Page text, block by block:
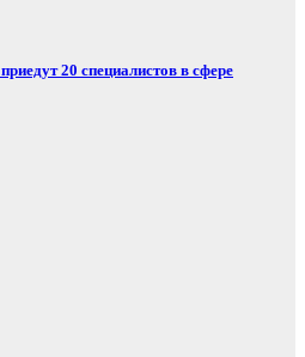
20 специалистов в сфере